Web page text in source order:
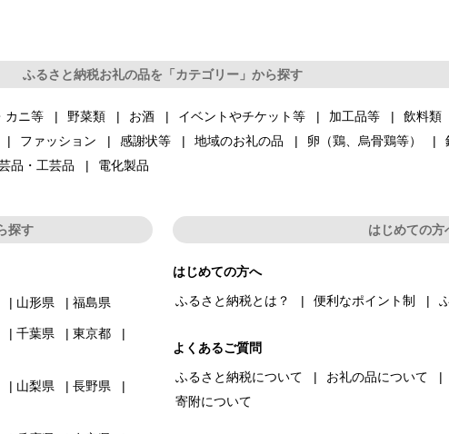
ふるさと納税お礼の品を「カテゴリー」から探す
カニ等 野菜類 お酒 イベントやチケット等 加工品等 飲料類
ファッション 感謝状等 地域のお礼の品 卵（鶏、烏骨鶏等）
品・工芸品 電化製品
探す
山形県 福島県
千葉県
東京都
山梨県
長野県
はじめての方
はじめての方へ
ふるさと納税とは？
便利なポイント制
よくあるご質問
ふるさと納税について
お礼の品について
寄附について